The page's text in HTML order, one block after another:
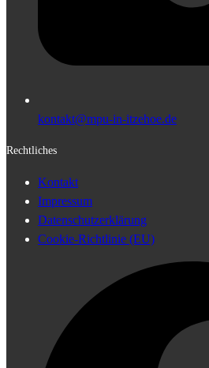
kontakt@mpu-in-itzehoe.de
Rechtliches
Kontakt
Impressum
Datenschutzerklärung
Cookie-Richtlinie (EU)